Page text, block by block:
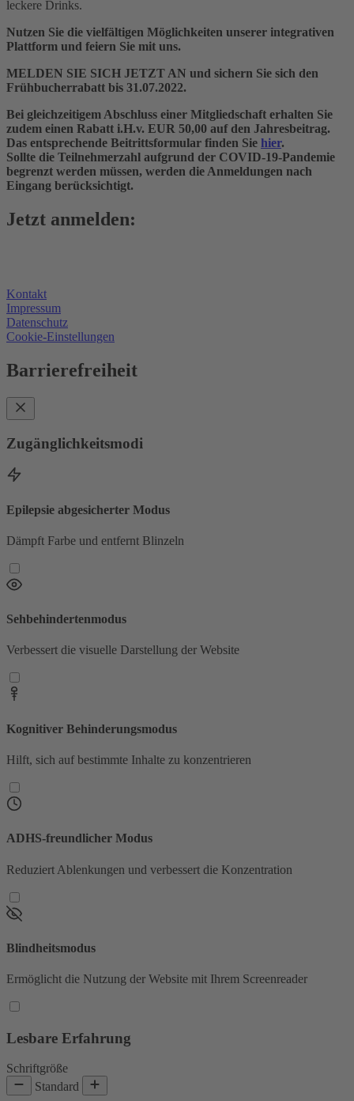
leckere Drinks.
Nutzen Sie die vielfältigen Möglichkeiten unserer integrativen
Plattform und feiern Sie mit uns.
MELDEN SIE SICH JETZT AN und sichern Sie sich den
Frühbucherrabatt bis 31.07.2022.
Bei gleichzeitigem Abschluss einer Mitgliedschaft erhalten Sie
zudem einen Rabatt i.H.v. EUR 50,00 auf den Jahresbeitrag.
Das entsprechende Beitrittsformular finden Sie hier.
Sollte die Teilnehmerzahl aufgrund der COVID-19-Pandemie
begrenzt werden müssen, werden die Anmeldungen nach
Eingang berücksichtigt.
Jetzt anmelden:
Kontakt
Impressum
Datenschutz
Cookie-Einstellungen
Barrierefreiheit
Zugänglichkeitsmodi
Epilepsie abgesicherter Modus
Dämpft Farbe und entfernt Blinzeln
Sehbehindertenmodus
Verbessert die visuelle Darstellung der Website
Kognitiver Behinderungsmodus
Hilft, sich auf bestimmte Inhalte zu konzentrieren
ADHS-freundlicher Modus
Reduziert Ablenkungen und verbessert die Konzentration
Blindheitsmodus
Ermöglicht die Nutzung der Website mit Ihrem Screenreader
Lesbare Erfahrung
Schriftgröße
Standard